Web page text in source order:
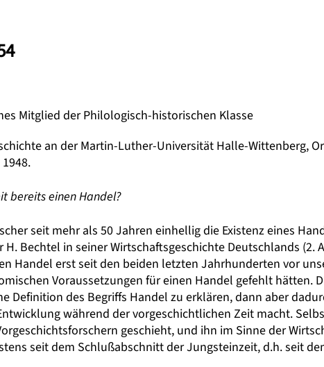
Mitglied der Philologisch-historischen Klasse
an der Martin-Luther-Universität Halle-Wittenberg,
bereits einen Handel?
seit mehr als 50 Jahren einhellig die Existenz eines
Bechtel in seiner Wirtschaftsgeschichte Deutschlands (2.
Handel erst seit den beiden letzten Jahrhunderten vor
Voraussetzungen für einen Handel gefehlt hätten.
Definition des Begriffs Handel zu erklären, dann aber
während der vorgeschichtlichen Zeit macht.
geschieht, und ihn im Sinne der
seit dem Schlußabschnitt der Jungsteinzeit, d.h. seit